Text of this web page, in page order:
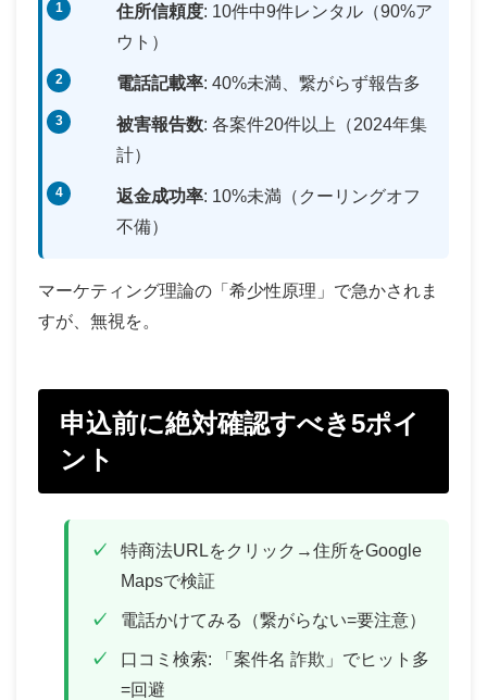
住所信頼度: 10件中9件レンタル（90%ア
ウト）
電話記載率: 40%未満、繋がらず報告多
被害報告数: 各案件20件以上（2024年集
計）
返金成功率: 10%未満（クーリングオフ
不備）
マーケティング理論の「希少性原理」で急かされま
すが、無視を。
申込前に絶対確認すべき5ポイ
ント
特商法URLをクリック→住所をGoogle
Mapsで検証
電話かけてみる（繋がらない=要注意）
口コミ検索: 「案件名 詐欺」でヒット多
=回避